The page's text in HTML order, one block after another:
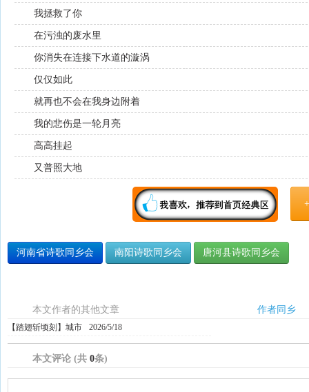
我拯救了你
在污浊的废水里
你消失在连接下水道的漩涡
仅仅如此
就再也不会在我身边附着
我的悲伤是一轮月亮
高高挂起
又普照大地
河南省诗歌同乡会 南阳诗歌同乡会 唐河县诗歌同乡会
本文作者的其他文章 作者同乡
【踏翅斩顷刻】城市 2026/5/18
本文评论 (共 0条)